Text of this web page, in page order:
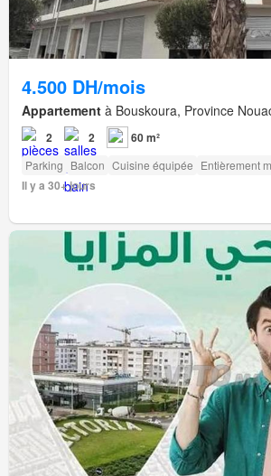
4.500 DH/mois
Appartement à Bouskoura, Province
2 2 60 m²
Parking Balcon Cuisine équipée Entièrement
Il y a 30+ jours